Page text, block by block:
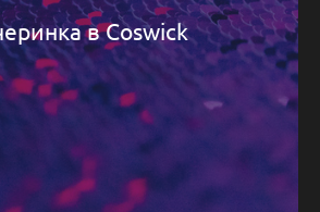
в Coswick